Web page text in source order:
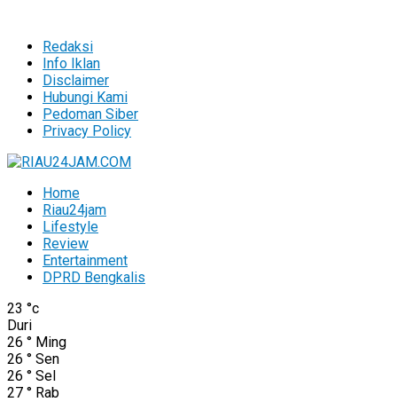
Redaksi
Info Iklan
Disclaimer
Hubungi Kami
Pedoman Siber
Privacy Policy
Home
Riau24jam
Lifestyle
Review
Entertainment
DPRD Bengkalis
23 °c
Duri
26 ° Ming
26 ° Sen
26 ° Sel
27 ° Rab